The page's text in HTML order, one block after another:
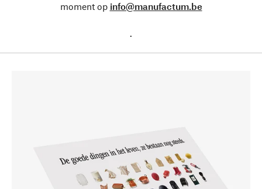
moment op info@manufactum.be
.